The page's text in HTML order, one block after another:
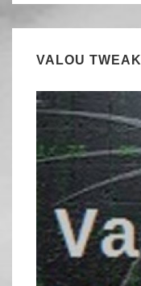
VALOU TWEAK